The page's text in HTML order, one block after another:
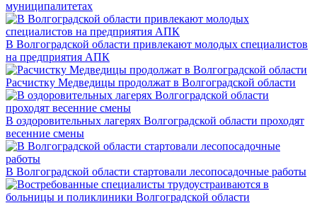
муниципалитетах
В Волгоградской области привлекают молодых специалистов
на предприятия АПК
Расчистку Медведицы продолжат в Волгоградской области
В оздоровительных лагерях Волгоградской области проходят
весенние смены
В Волгоградской области стартовали лесопосадочные работы